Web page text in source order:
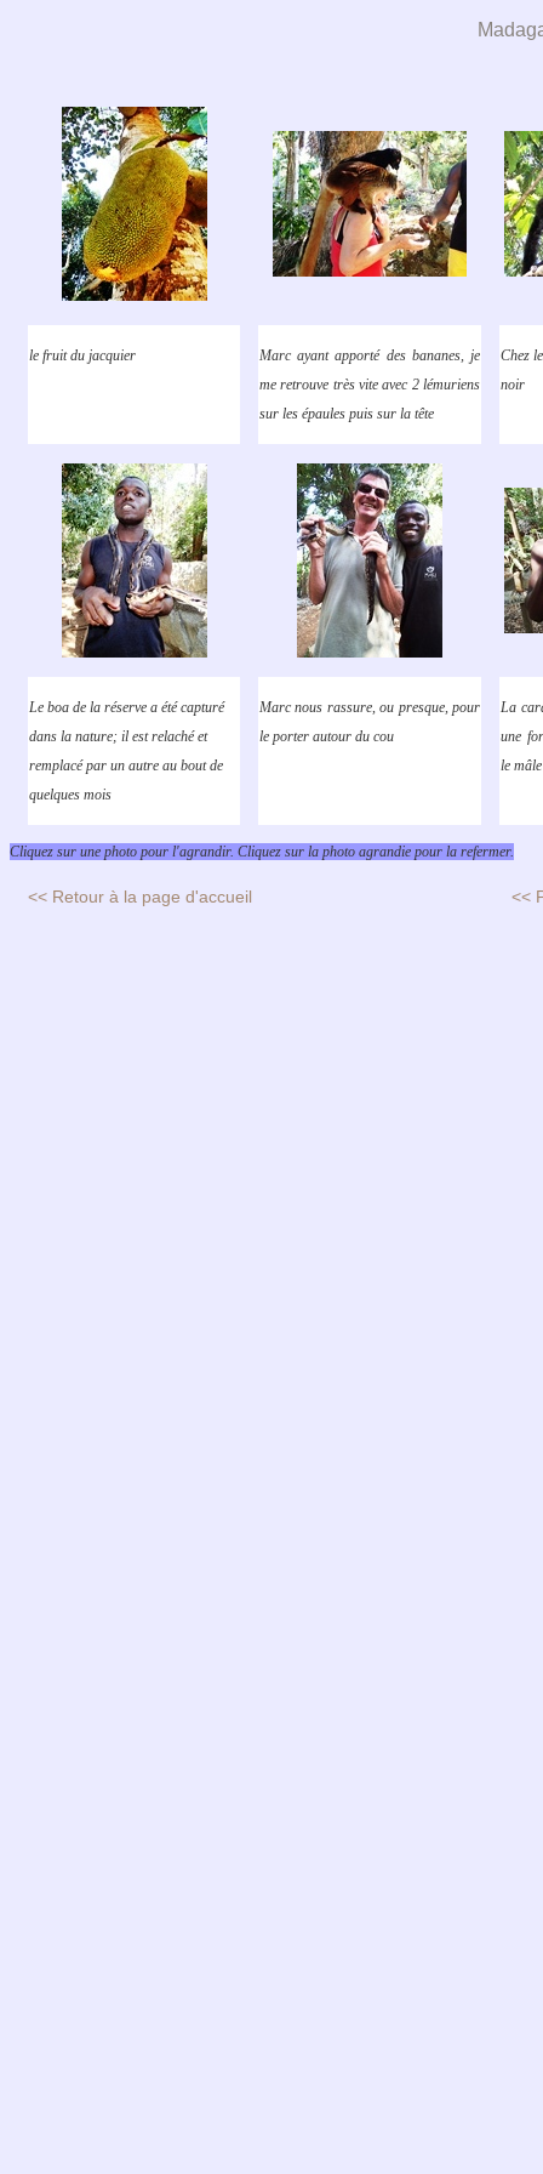
le fruit du jacquier
Marc ayant apporté des bananes, je
me retrouve très vite avec 2 lémuriens
sur les épaules puis sur la tête
Chez
noir
Le boa de la réserve a été capturé
dans la nature; il est relaché et
remplacé par un autre au bout de
quelques mois
Marc nous rassure, ou presque, pour
le porter autour du cou
La
une
le mâle
Cliquez sur une photo pour l'agrandir. Cliquez sur la photo agrandie pour la refermer.
<< Retour à la page d'accueil <<